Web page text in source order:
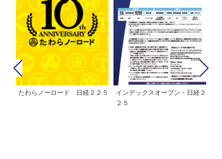
たわらノーロード 日経２２５
インデックスオープン・日経２
２５